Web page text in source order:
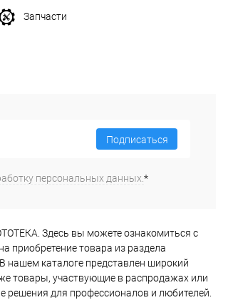
Запчасти
Подписаться
персональных данных. *
Здесь вы можете ознакомиться с
приобретение товара из раздела
нашем каталоге представлен широкий
товары, участвующие в распродажах или
решения для профессионалов и любителей.